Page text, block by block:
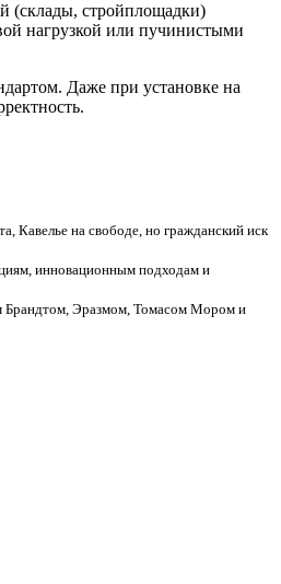
(склады, стройплощадки)
нагрузкой или пучинистыми
Даже при установке на
Кавелье на свободе, но гражданский иск
инновационным подходам и
Брандтом, Эразмом, Томасом Мором и